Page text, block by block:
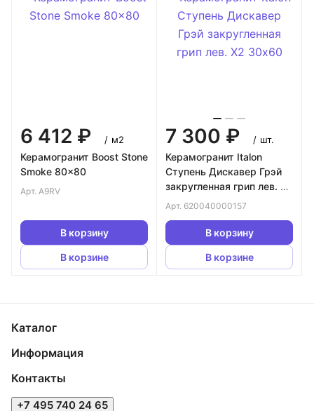
6 412 ₽ / м2
Керамогранит Boost Stone
Smoke 80x80
Арт. A9RV
В корзину
В корзине
7 300 ₽ / шт.
Керамогранит Italon
Ступень Дискавер Грэй
закругленная грип лев. Х2
30х60
Арт. 620040000157
В корзину
В корзине
Каталог
Информация
Контакты
+7 495 740 24 65